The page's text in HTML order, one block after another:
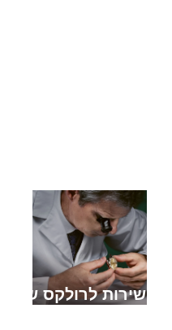
מתן שירות לרולקס שלך